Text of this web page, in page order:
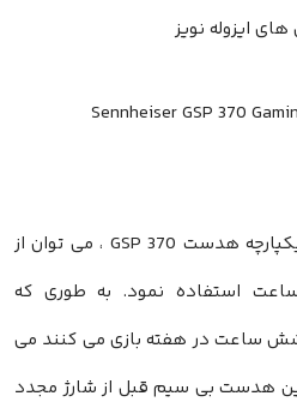
ایزوله نویز
به لطف باتری طولانی مدت و یکپارچه هدست GSP 370 ، می توان از
استثنایی آن تا 100 ساعت استفاده نمود. به طوری که
ساعت در هفته بازی می کنند می
این هدست بی سیم قبل از شارژ مجدد